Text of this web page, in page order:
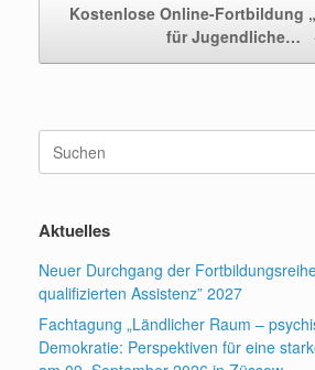
Kostenlose Online-Fortbildung
für Jugendliche…
Suchen
nach:
Aktuelles
Neuer Durchgang der
qualifizierten Assistenz” 2027
Fachtagung „Ländlicher Raum –
Demokratie: Perspektiven für eine